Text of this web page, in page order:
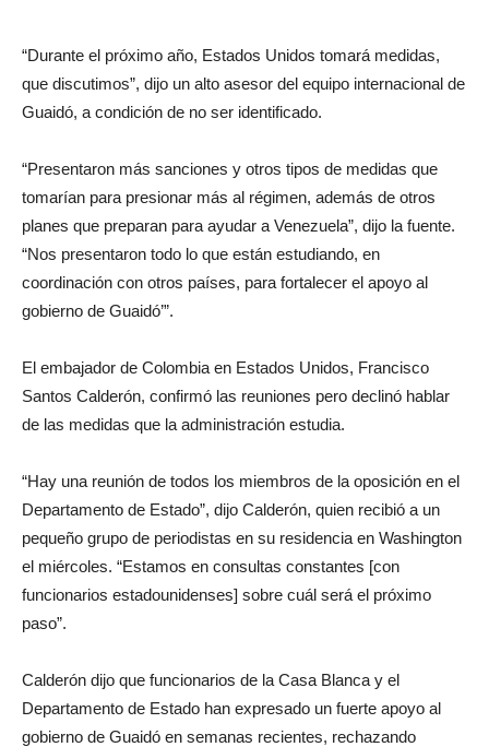
“Durante el próximo año, Estados Unidos tomará medidas,
que discutimos”, dijo un alto asesor del equipo internacional de
Guaidó, a condición de no ser identificado.
“Presentaron más sanciones y otros tipos de medidas que
tomarían para presionar más al régimen, además de otros
planes que preparan para ayudar a Venezuela”, dijo la fuente.
“Nos presentaron todo lo que están estudiando, en
coordinación con otros países, para fortalecer el apoyo al
gobierno de Guaidó’”.
El embajador de Colombia en Estados Unidos, Francisco
Santos Calderón, confirmó las reuniones pero declinó hablar
de las medidas que la administración estudia.
“Hay una reunión de todos los miembros de la oposición en el
Departamento de Estado”, dijo Calderón, quien recibió a un
pequeño grupo de periodistas en su residencia en Washington
el miércoles. “Estamos en consultas constantes [con
funcionarios estadounidenses] sobre cuál será el próximo
paso”.
Calderón dijo que funcionarios de la Casa Blanca y el
Departamento de Estado han expresado un fuerte apoyo al
gobierno de Guaidó en semanas recientes, rechazando